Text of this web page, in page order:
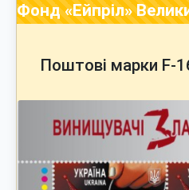
Фонд «Ейпріл»
Поштові марки F-